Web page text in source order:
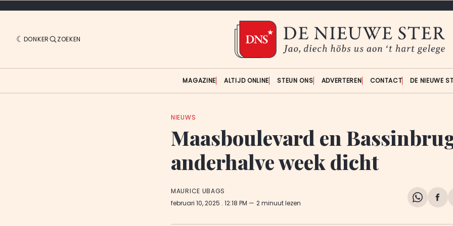
DONKER ZOEKEN
MAGAZINE ALTIJD ONLINE STEUN ONS ADVERTEREN CONTACT DE NIEUWE
NIEUWS
Maasboulevard en
anderhalve week dicht
MAURICE UBAGS
februari 10, 2025 . 12:18 PM 2 minuut lezen
Share